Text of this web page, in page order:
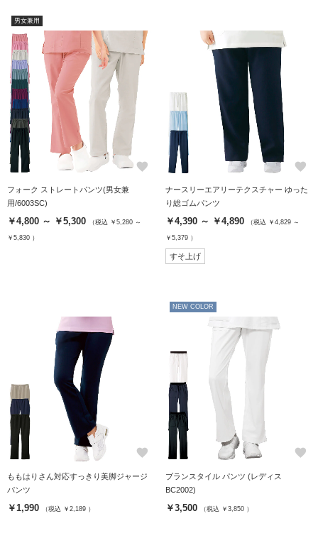
男女兼用
favorite
フォーク ストレートパンツ(男女兼
用/6003SC)
￥4,800 ～ ￥5,300 （税込 ￥5,280 ～
￥5,830 ）
favorite
ナースリーエアリーテクスチャー ゆった
り総ゴムパンツ
￥4,390 ～ ￥4,890 （税込 ￥4,829 ～
￥5,379 ）
すそ上げ
favorite
ももはりさん対応すっきり美脚ジャージ
パンツ
￥1,990 （税込 ￥2,189 ）
NEW COLOR
favorite
ブランスタイル パンツ (レディス
BC2002)
￥3,500 （税込 ￥3,850 ）